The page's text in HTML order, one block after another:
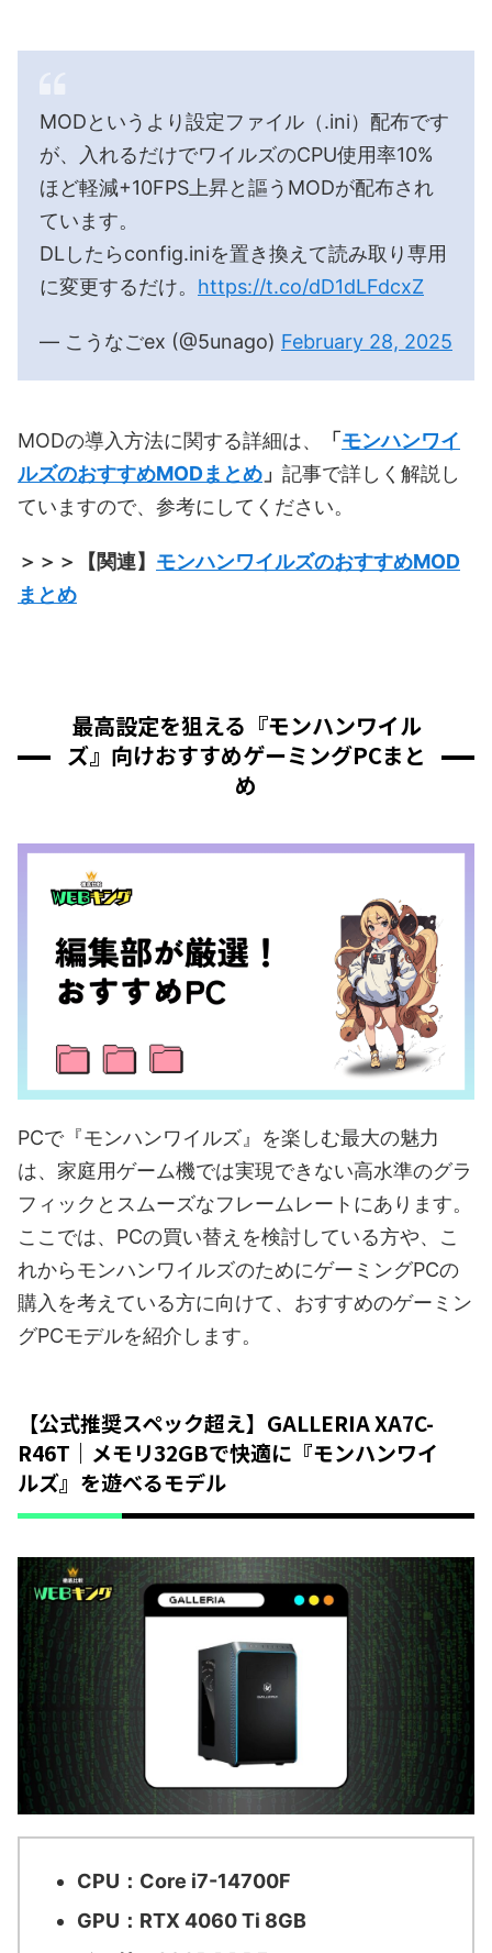
MODというより設定ファイル（.ini）配布です
が、入れるだけでワイルズのCPU使用率10%
ほど軽減+10FPS上昇と謳うMODが配布され
ています。
DLしたらconfig.iniを置き換えて読み取り専用
に変更するだけ。 https://t.co/dD1dLFdcxZ
— こうなごex (@5unago) February 28, 2025
MODの導入方法に関する詳細は、 「 モンハンワイ
ルズのおすすめMODまとめ 」 記事で詳しく解説し
ていますので、参考にしてください。
＞＞＞【関連】 モンハンワイルズのおすすめMOD
まとめ
最高設定を狙える『モンハンワイル
ズ』向けおすすめゲーミングPCまと
め
PCで『モンハンワイルズ』を楽しむ最大の魅力
は、家庭用ゲーム機では実現できない高水準のグラ
フィックとスムーズなフレームレートにあります。
ここでは、PCの買い替えを検討している方や、こ
れからモンハンワイルズのためにゲーミングPCの
購入を考えている方に向けて、おすすめのゲーミン
グPCモデルを紹介します。
【公式推奨スペック超え】GALLERIA XA7C-
R46T｜メモリ32GBで快適に『モンハンワイ
ルズ』を遊べるモデル
CPU：Core i7-14700F
GPU：RTX 4060 Ti 8GB